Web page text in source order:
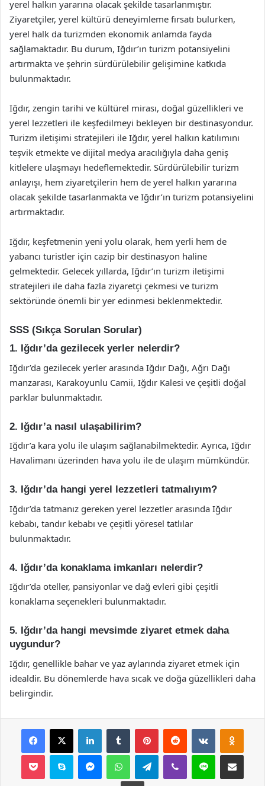
yerel halkın yararına olacak şekilde tasarlanmıştır.
Ziyaretçiler, yerel kültürü deneyimleme fırsatı bulurken,
yerel halk da turizmden ekonomik anlamda fayda
sağlamaktadır. Bu durum, Iğdır’ın turizm potansiyelini
artırmakta ve şehrin sürdürülebilir gelişimine katkıda
bulunmaktadır.
Iğdır, zengin tarihi ve kültürel mirası, doğal güzellikleri ve
yerel lezzetleri ile keşfedilmeyi bekleyen bir destinasyondur.
Turizm iletişimi stratejileri ile Iğdır, yerel halkın katılımını
teşvik etmekte ve dijital medya aracılığıyla daha geniş
kitlelere ulaşmayı hedeflemektedir. Sürdürülebilir turizm
anlayışı, hem ziyaretçilerin hem de yerel halkın yararına
olacak şekilde tasarlanmakta ve Iğdır’ın turizm potansiyelini
artırmaktadır.
Iğdır, keşfetmenin yeni yolu olarak, hem yerli hem de
yabancı turistler için cazip bir destinasyon haline
gelmektedir. Gelecek yıllarda, Iğdır’ın turizm iletişimi
stratejileri ile daha fazla ziyaretçi çekmesi ve turizm
sektöründe önemli bir yer edinmesi beklenmektedir.
SSS (Sıkça Sorulan Sorular)
1. Iğdır’da gezilecek yerler nelerdir?
Iğdır’da gezilecek yerler arasında Iğdır Dağı, Ağrı Dağı
manzarası, Karakoyunlu Camii, Iğdır Kalesi ve çeşitli doğal
parklar bulunmaktadır.
2. Iğdır’a nasıl ulaşabilirim?
Iğdır’a kara yolu ile ulaşım sağlanabilmektedir. Ayrıca, Iğdır
Havalimanı üzerinden hava yolu ile de ulaşım mümkündür.
3. Iğdır’da hangi yerel lezzetleri tatmalıyım?
Iğdır’da tatmanız gereken yerel lezzetler arasında Iğdır
kebabı, tandır kebabı ve çeşitli yöresel tatlılar
bulunmaktadır.
4. Iğdır’da konaklama imkanları nelerdir?
Iğdır’da oteller, pansiyonlar ve dağ evleri gibi çeşitli
konaklama seçenekleri bulunmaktadır.
5. Iğdır’da hangi mevsimde ziyaret etmek daha
uygundur?
Iğdır, genellikle bahar ve yaz aylarında ziyaret etmek için
idealdir. Bu dönemlerde hava sıcak ve doğa güzellikleri daha
belirgindir.
Facebook
X LinkedInTumblr PinterestReddit VKontakte
Pocket Skype MessengerWhatsAppTelegramViber Line E-Posta ile
Yazdır